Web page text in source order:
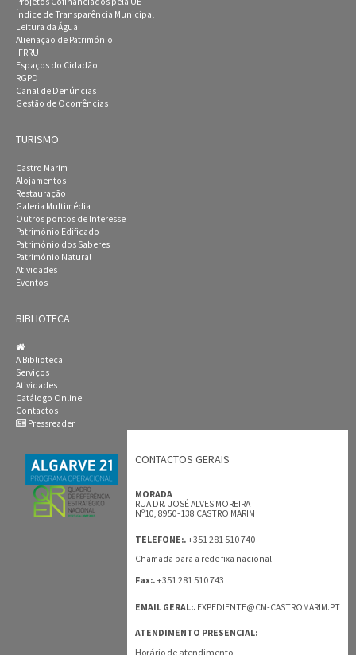
Índice de Transparência Municipal
Leitura da Água
Alienação de Património
IFRRU
Espaços do Cidadão
RGPD
Canal de Denúncias
Gestão de Ocorrências
TURISMO
Castro Marim
Alojamentos
Restauração
Galeria Multimédia
Outros pontos de Interesse
Património Edificado
Património dos Saberes
Património Natural
Atividades
Eventos
BIBLIOTECA
A Biblioteca
Serviços
Atividades
Catálogo Online
Contactos
Pressreader
CONTACTOS GERAIS
MORADA
RUA DR. JOSÉ ALVES MOREIRA
Nº10, 8950-138 CASTRO MARIM
TELEFONE:.+351 281 510 740
Chamada para a rede fixa nacional
Fax:.+351 281 510 743
EMAIL GERAL:. EXPEDIENTE@CM-CASTROMARIM.PT
ATENDIMENTO PRESENCIAL:
Horário de atendimento